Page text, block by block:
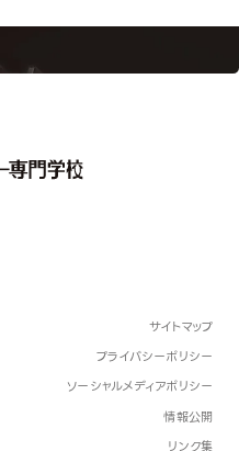
サイトマップ
プライバシーポリシー
ソーシャルメディアポリシー
情報公開
リンク集